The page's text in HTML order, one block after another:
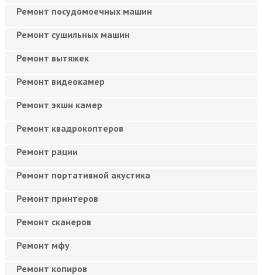
Ремонт посудомоечных машин
Ремонт сушильных машин
Ремонт вытяжек
Ремонт видеокамер
Ремонт экшн камер
Ремонт квадрокоптеров
Ремонт рации
Ремонт портативной акустика
Ремонт принтеров
Ремонт сканеров
Ремонт мфу
Ремонт копиров